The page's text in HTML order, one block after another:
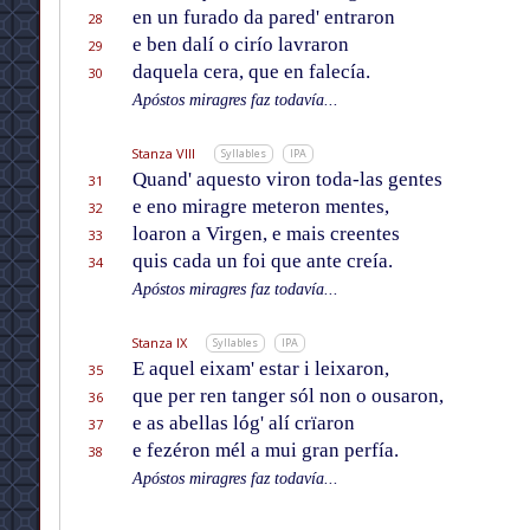
28
en un furado da pared' entraron
29
e ben dalí o cirío lavraron
30
daquela cera, que en falecía.
Apóstos miragres faz todavía...
Stanza VIII Syllables IPA
31 Quand' aquesto viron toda-las gentes
32
e eno miragre meteron mentes,
33
loaron a Virgen, e mais creentes
34
quis cada un foi que ante creía.
Apóstos miragres faz todavía...
Stanza IX Syllables IPA
35 E aquel eixam' estar i leixaron,
36
que per ren tanger sól non o ousaron,
37
e as abellas lóg' alí crïaron
38
e fezéron mél a mui gran perfía.
Apóstos miragres faz todavía...